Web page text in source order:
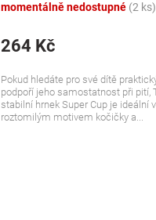
momentálně nedostupné (2 ks)
264 Kč
Pokud hledáte pro své dítě
podpoří jeho samostatnost při pití,
stabilní hrnek Super Cup je ideální
roztomilým motivem kočičky a...